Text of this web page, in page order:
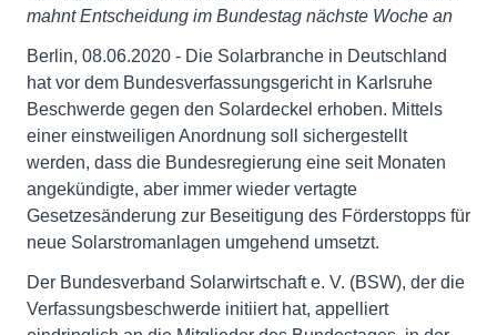
mahnt Entscheidung im Bundestag nächste Woche an
Berlin, 08.06.2020 - Die Solarbranche in Deutschland
hat vor dem Bundesverfassungsgericht in Karlsruhe
Beschwerde gegen den Solardeckel erhoben. Mittels
einer einstweiligen Anordnung soll sichergestellt
werden, dass die Bundesregierung eine seit Monaten
angekündigte, aber immer wieder vertagte
Gesetzesänderung zur Beseitigung des Förderstopps für
neue Solarstromanlagen umgehend umsetzt.
Der Bundesverband Solarwirtschaft e. V. (BSW), der die
Verfassungsbeschwerde initiiert hat, appelliert